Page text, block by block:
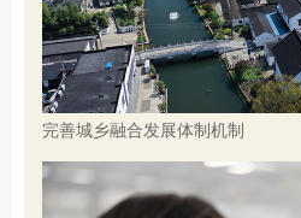
完善城乡融合发展体制机制